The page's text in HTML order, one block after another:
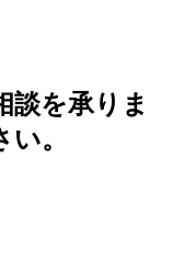
談を承りま
。